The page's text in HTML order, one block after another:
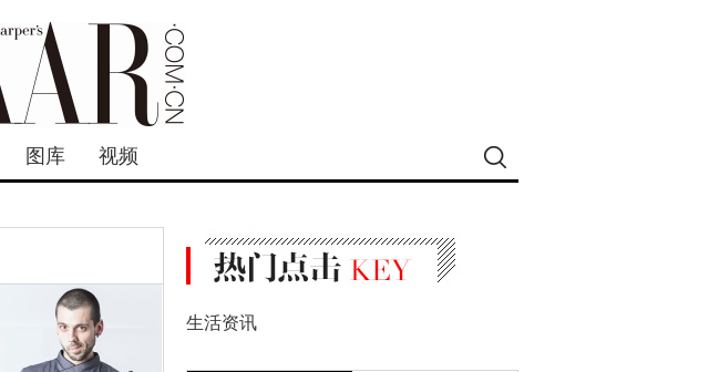
图库 视频
生活资讯